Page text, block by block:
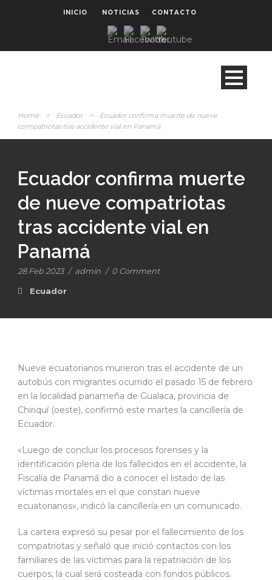
INICIO NOTICIAS CONTACTO
Home > Ecuador >
Ecuador confirma muerte de nueve
compatriotas tras accidente vial en Panamá
Ecuador confirma muerte
de nueve compatriotas
tras accidente vial en
Panamá
28 Feb 2023 / admin / 0 Comment
Ecuador
Nueve ecuatorianos murieron tras el accidente de un
autobús con migrantes ocurrido el pasado 15 de febrero
en la localidad panameña de Gualaca, provincia de
Chiriquí (oeste), confirmó este martes la cancillería de
Ecuador.
«Luego de concluir los procesos forenses y la
identificación plena de los fallecidos en el accidente, la
Fiscalía de Panamá dio a conocer el listado de las
víctimas mortales en el que constan nueve
ecuatorianos», indicó la cancillería en un comunicado.
La cartera expresó su pesar por el fallecimiento de los
compatriotas y señaló que inició contactos con los
familiares de las víctimas para la repatriación de los
cuerpos, la cual será costeada con fondos públicos.